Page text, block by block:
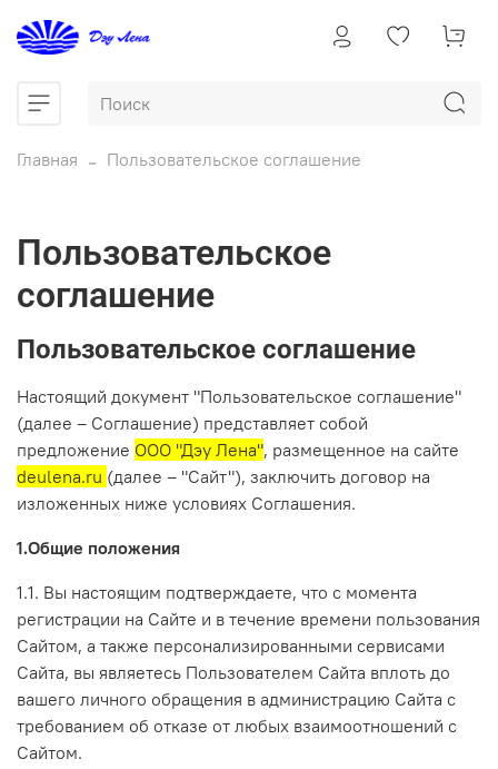
Главная Пользовательское соглашение
Пользовательское
соглашение
Пользовательское соглашение
Настоящий документ "Пользовательское соглашение"
(далее – Соглашение) представляет собой
предложение ООО "Дэу Лена", размещенное на сайте
deulena.ru (далее – "Сайт"), заключить договор на
изложенных ниже условиях Соглашения.
1.Общие положения
1.1. Вы настоящим подтверждаете, что с момента
регистрации на Сайте и в течение времени пользования
Сайтом, а также персонализированными сервисами
Сайта, вы являетесь Пользователем Сайта вплоть до
вашего личного обращения в администрацию Сайта с
требованием об отказе от любых взаимоотношений с
Сайтом.